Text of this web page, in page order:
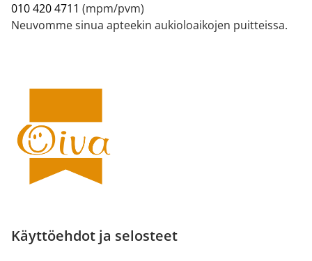
010 420 4711 (mpm/pvm)
Neuvomme sinua apteekin aukioloaikojen puitteissa.
Käyttöehdot ja selosteet